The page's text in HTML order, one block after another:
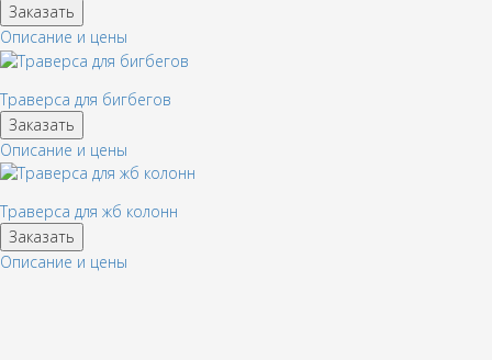
Заказать
Описание и цены
Траверса для бигбегов
Заказать
Описание и цены
Траверса для жб колонн
Заказать
Описание и цены